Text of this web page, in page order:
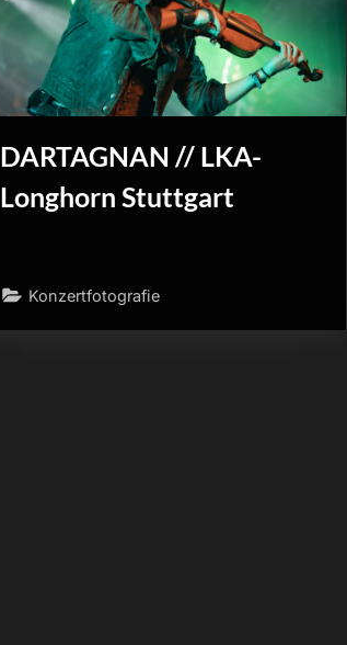
DARTAGNAN // LKA-
Longhorn Stuttgart
Konzertfotografie